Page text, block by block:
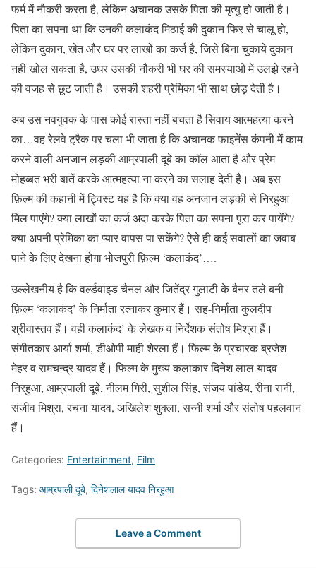
फर्म में नौकरी करता है, लेकिन अचानक उसके पिता की मृत्यु हो जाती है।
पिता का सपना था कि उनकी कलाकंद मिठाई की दुकान फिर से चालू हो,
लेकिन दुकान, खेत और घर पर लाखों का कर्ज है, जिसे बिना चुकाये दुकान
नही खोल सकता है, उधर उसकी नौकरी भी घर की समस्याओं में उलझे रहने
की वजह से छूट जाती है। उसकी शहरी प्रेमिका भी साथ छोड़ देती है।
अब उस नवयुवक के पास कोई रास्ता नहीं बचता है सिवाय आत्महत्या करने
का…वह रेलवे ट्रैक पर चला भी जाता है कि अचानक फाइनेंस कंपनी में काम
करने वाली अनजान लड़की आम्रपाली दूबे का कॉल आता है और प्रेम
मोहब्बत भरी बातें करके आत्महत्या ना करने का सलाह देती है। अब इस
फ़िल्म की कहानी में ट्विस्ट यह है कि क्या वह अनजान लड़की से निरहुआ
मिल पाएंगे? क्या लाखों का कर्ज अदा करके पिता का सपना पूरा कर पायेंगे?
क्या अपनी प्रेमिका का प्यार वापस पा सकेंगे? ऐसे ही कई सवालों का जवाब
पाने के लिए देखना होगा भोजपुरी फ़िल्म ‘कलाकंद’….
उल्लेखनीय है कि वर्ल्डवाइड चैनल और जितेंद्र गुलाटी के बैनर तले बनी
फ़िल्म ‘कलाकंद’ के निर्माता रत्नाकर कुमार हैं। सह-निर्माता कुलदीप
श्रीवास्तव हैं। वही कलाकंद’ के लेखक व निर्देशक संतोष मिश्रा हैं।
संगीतकार आर्या शर्मा, डीओपी माही शेरला हैं। फिल्म के प्रचारक ब्रजेश
मेहर व रामचन्द्र यादव हैं। फिल्म के मुख्य कलाकार दिनेश लाल यादव
निरहुआ, आम्रपाली दूबे, नीलम गिरी, सुशील सिंह, संजय पांडेय, रीना रानी,
संजीव मिश्रा, रचना यादव, अखिलेश शुक्ला, सन्नी शर्मा और संतोष पहलवान
हैं।
Categories: Entertainment, Film
Tags: आम्रपाली दूबे, दिनेशलाल यादव निरहुआ
Leave a Comment